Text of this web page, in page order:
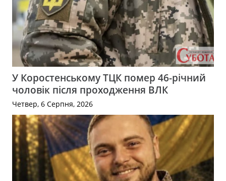
У Коростенському ТЦК помер 46-річний
чоловік після проходження ВЛК
Четвер, 6 Серпня, 2026